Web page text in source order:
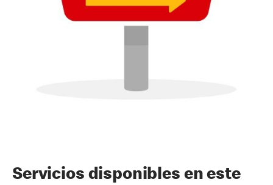
Servicios disponibles en este